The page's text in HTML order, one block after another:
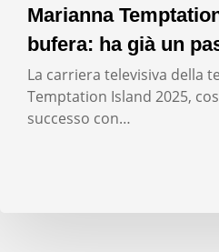
Marianna
bufera: ha già un
La carriera televisiva della
Temptation Island 2025,
successo con…